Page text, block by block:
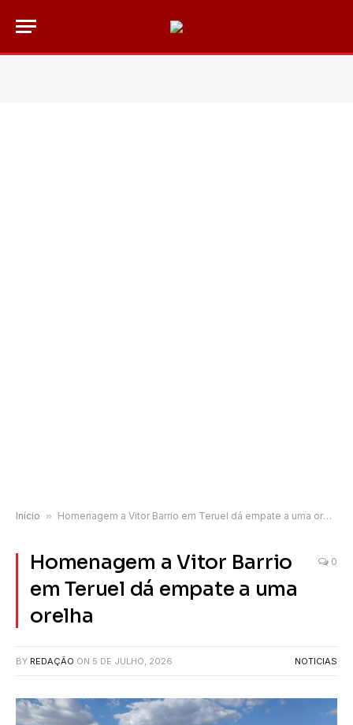
Início » Homenagem a Vitor Barrio em Teruel dá empate a uma orelha
Homenagem a Vitor Barrio
em Teruel dá empate a uma
orelha
0
BY REDAÇÃO ON 5 DE JULHO, 2026 NOTICIAS